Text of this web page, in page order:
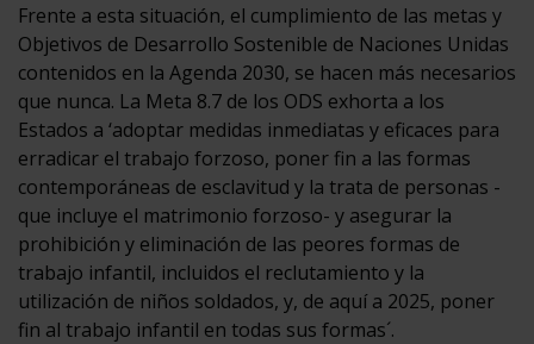
Frente a esta situación, el cumplimiento de las metas y
Objetivos de Desarrollo Sostenible de Naciones Unidas
contenidos en la Agenda 2030, se hacen más necesarios
que nunca. La Meta 8.7 de los ODS exhorta a los
Estados a ‘adoptar medidas inmediatas y eficaces para
erradicar el trabajo forzoso, poner fin a las formas
contemporáneas de esclavitud y la trata de personas -
que incluye el matrimonio forzoso- y asegurar la
prohibición y eliminación de las peores formas de
trabajo infantil, incluidos el reclutamiento y la
utilización de niños soldados, y, de aquí a 2025, poner
fin al trabajo infantil en todas sus formas´.